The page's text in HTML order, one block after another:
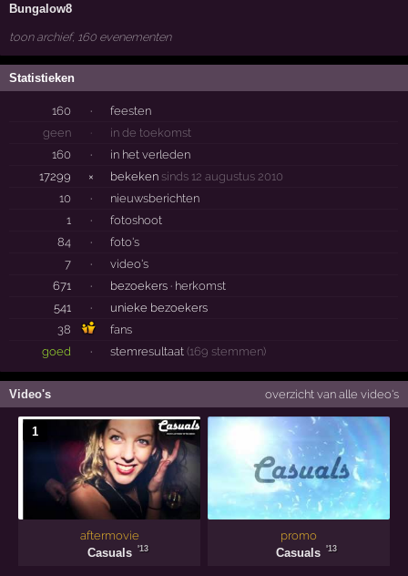
Bungalow8
toon archief, 160 evenementen
Statistieken
160 ·
feesten
geen
·
in de toekomst
160
·
in het verleden
17299
× bekeken sinds 12 augustus 2010
10
·
nieuwsberichten
1
·
fotoshoot
84
·
foto's
7
·
video's
671
· bezoekers · herkomst
541
·
unieke bezoekers
38
fans
goed
· stemresultaat (169 stemmen)
Video's overzicht van alle video's
aftermovie
Casuals
'13
1
promo
Casuals
'13